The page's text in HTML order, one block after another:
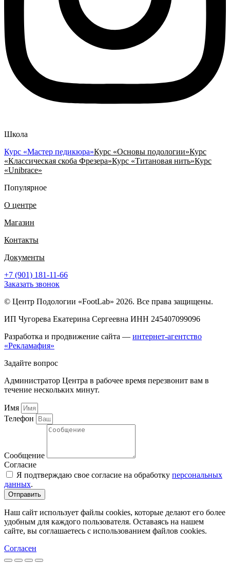
Школа
Курс «Мастер педикюра»Курс «Основы подологии»Курс
«Классическая скоба Фрезера»Курс «Титановая нить»Курс
«Unibrace»
Популярное
О центре
Магазин
Контакты
Документы
+7 (901) 181-11-66
Заказать звонок
© Центр Подологии «FootLab» 2026. Все права защищены.
ИП Чугорева Екатерина Сергеевна ИНН 245407099096
Разработка и продвижение сайта — интернет-агентство
«Рекламафия»
Задайте вопрос
Администратор Центра в рабочее время перезвонит вам в
течение нескольких минут.
Имя
Телефон
Сообщение
Согласие
Я подтверждаю свое согласие на обработку персональных
данных.
Отправить
Наш сайт использует файлы cookies, которые делают его более
удобным для каждого пользователя. Оставаясь на нашем
сайте, вы соглашаетесь с использованием файлов cookies.
Согласен